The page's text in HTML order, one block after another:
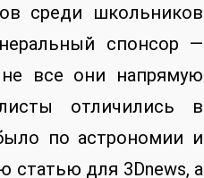
среди школьников
спонсор —
все они напрямую
отличились в
по астрономии и
статью для 3Dnews, а